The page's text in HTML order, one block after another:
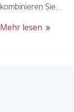
kombinieren Sie…
Mehr lesen